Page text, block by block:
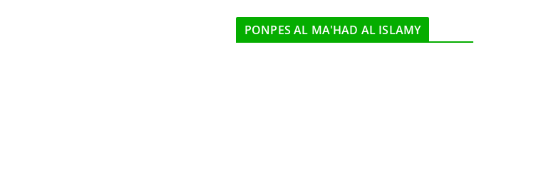
PONPES AL MA'HAD AL ISLAMY